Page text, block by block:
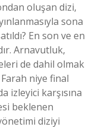
oluşan dizi,
sona
En son ve en
Arnavutluk,
de dahil olmak
Farah niye final
izleyici karşısına
beklenen
diziyi